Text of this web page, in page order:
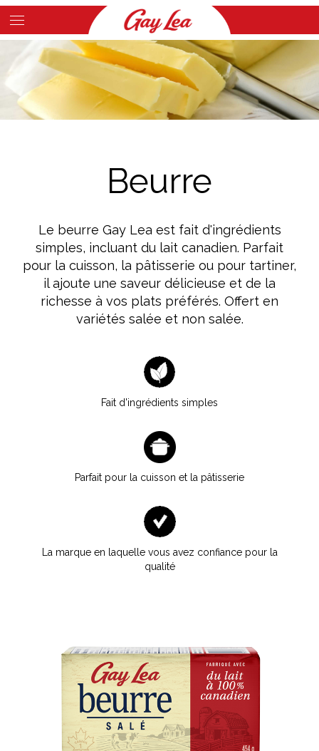
Skip
to
main
content
Content
Beurre
Le beurre Gay Lea est fait d'ingrédients
simples, incluant du lait canadien. Parfait
pour la cuisson, la pâtisserie ou pour tartiner,
il ajoute une saveur délicieuse et de la
richesse à vos plats préférés. Offert en
variétés salée et non salée.
Fait d'ingrédients simples
Parfait pour la cuisson et la pâtisserie
La marque en laquelle vous avez confiance pour la
qualité